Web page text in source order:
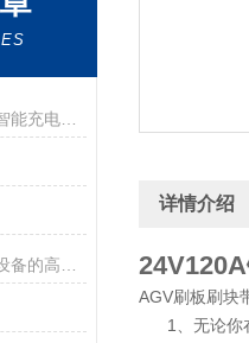
智启能量，驭行无界：AGV智能充电机，无人化物流的能源中枢
详情介绍
AGV刷板刷块
1、无论你